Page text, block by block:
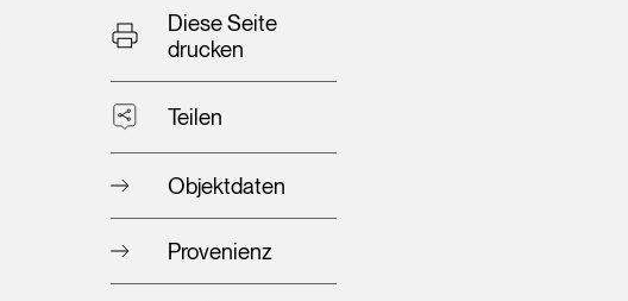
Diese Seite
drucken
Teilen
Objektdaten
Provenienz